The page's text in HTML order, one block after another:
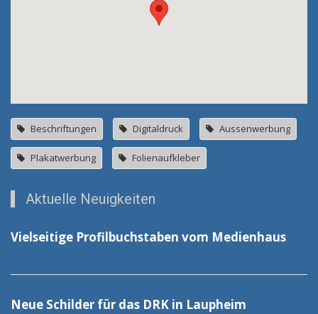
Beschriftungen Digitaldruck Aussenwerbung
Plakatwerbung Folienaufkleber
Aktuelle Neuigkeiten
Vielseitige Profilbuchstaben vom Medienhaus
Neue Schilder für das DRK in Laupheim